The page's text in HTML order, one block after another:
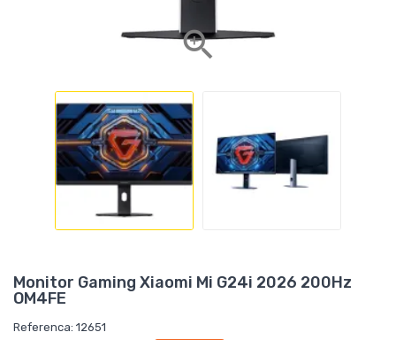

Monitor Gaming Xiaomi Mi G24i 2026 200Hz
OM4FE
Referenca: 12651